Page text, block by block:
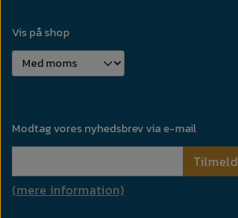
Vis på shop
Modtag vores nyhedsbrev via e-mail
Tilmeld
(mere information)